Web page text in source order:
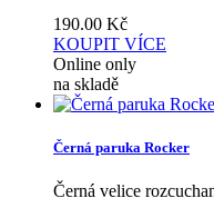
190.00 Kč
KOUPIT VÍCE
Online only
na skladě
Černá paruka Rocker
Černá velice